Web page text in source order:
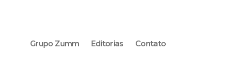
Grupo Zumm Editorias Contato